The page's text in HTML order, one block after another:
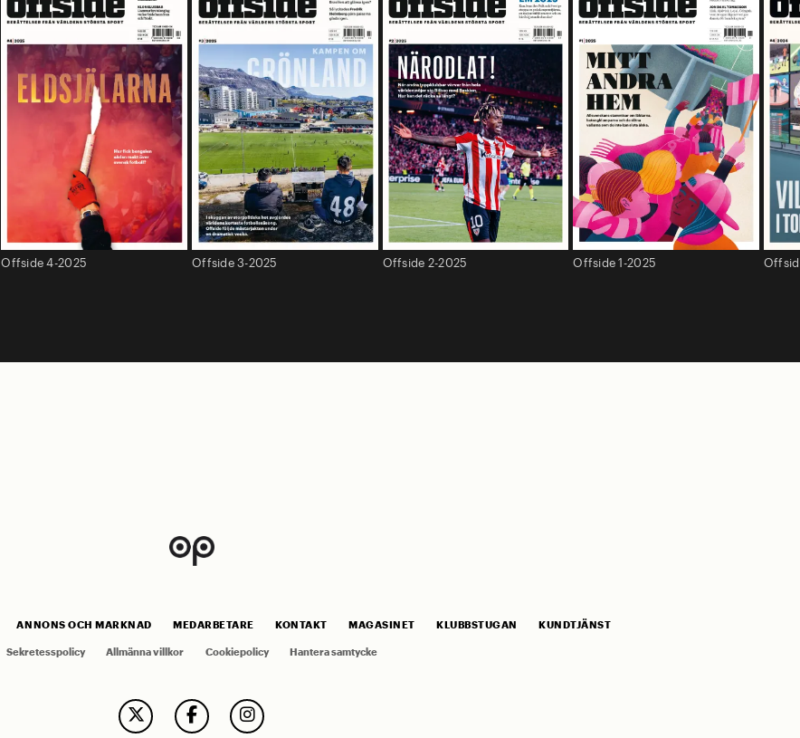
Offside 4-2025 Offside 3-2025 Offside 2-2025 Offside 1-2025
ANNONS OCH MARKNAD MEDARBETARE KONTAKT MAGASINET KLUBBSTUGAN KUNDTJÄNST
Sekretesspolicy Allmänna villkor Cookiepolicy Hantera samtycke